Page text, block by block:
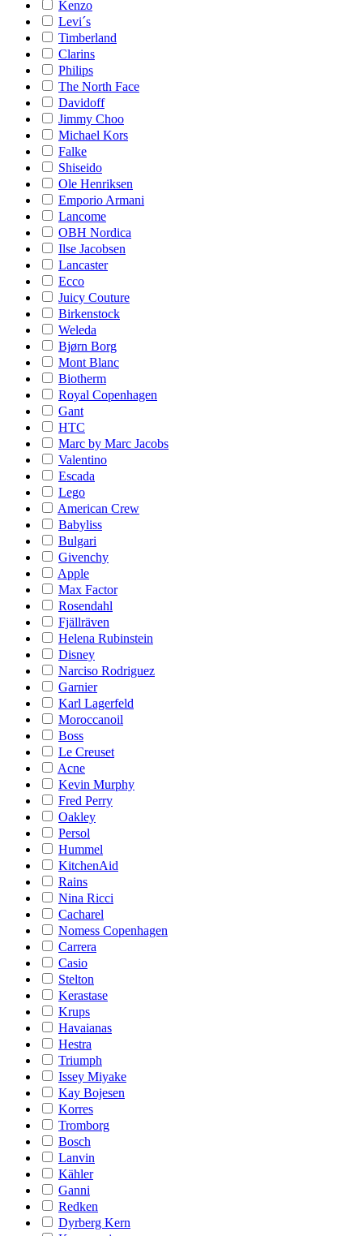
Kenzo
Levi´s
Timberland
Clarins
Philips
The North Face
Davidoff
Jimmy Choo
Michael Kors
Falke
Shiseido
Ole Henriksen
Emporio Armani
Lancome
OBH Nordica
Ilse Jacobsen
Lancaster
Ecco
Juicy Couture
Birkenstock
Weleda
Bjørn Borg
Mont Blanc
Biotherm
Royal Copenhagen
Gant
HTC
Marc by Marc Jacobs
Valentino
Escada
Lego
American Crew
Babyliss
Bulgari
Givenchy
Apple
Max Factor
Rosendahl
Fjällräven
Helena Rubinstein
Disney
Narciso Rodriguez
Garnier
Karl Lagerfeld
Moroccanoil
Boss
Le Creuset
Acne
Kevin Murphy
Fred Perry
Oakley
Persol
Hummel
KitchenAid
Rains
Nina Ricci
Cacharel
Nomess Copenhagen
Carrera
Casio
Stelton
Kerastase
Krups
Havaianas
Hestra
Triumph
Issey Miyake
Kay Bojesen
Korres
Tromborg
Bosch
Lanvin
Kähler
Ganni
Redken
Dyrberg Kern